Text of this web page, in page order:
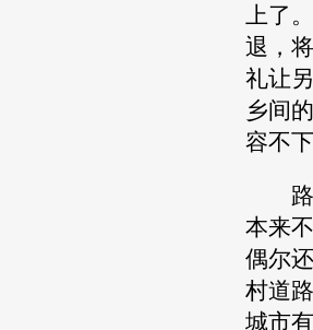
上了
退，
礼让
乡间
容不
路
本来
偶尔
村道
城市有